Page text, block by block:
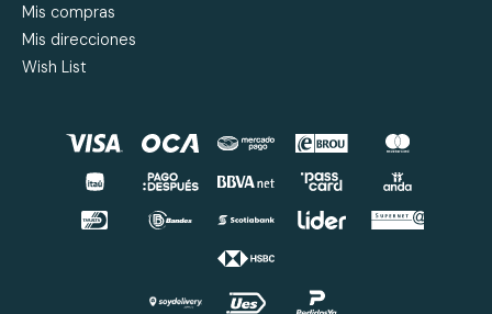
Mis compras
Mis direcciones
Wish List